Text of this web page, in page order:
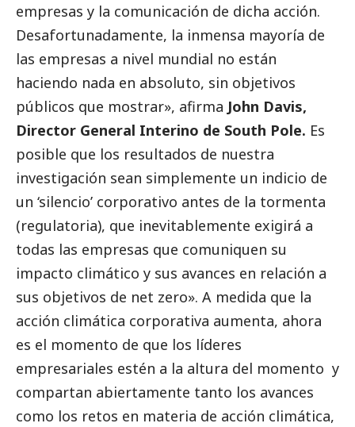
empresas y la comunicación de dicha acción.
Desafortunadamente, la inmensa mayoría de
las empresas a nivel mundial no están
haciendo nada en absoluto, sin objetivos
públicos que mostrar», afirma John Davis,
Director General Interino de South Pole. Es
posible que los resultados de nuestra
investigación sean simplemente un indicio de
un ‘silencio’ corporativo antes de la tormenta
(regulatoria), que inevitablemente exigirá a
todas las empresas que comuniquen su
impacto climático y sus avances en relación a
sus objetivos de net zero». A medida que la
acción climática corporativa aumenta, ahora
es el momento de que los líderes
empresariales estén a la altura del momento y
compartan abiertamente tanto los avances
como los retos en materia de acción climática,